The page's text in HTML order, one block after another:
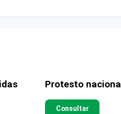
Protesto nacional
Consultar